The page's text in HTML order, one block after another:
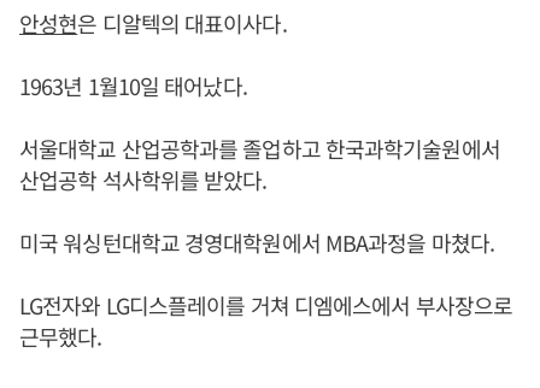
안성현은 디알텍의 대표이사다.
1963년 1월10일 태어났다.
서울대학교 산업공학과를 졸업하고 한국과학기술원에서
산업공학 석사학위를 받았다.
미국 워싱턴대학교 경영대학원에서 MBA과정을 마쳤다.
LG전자와 LG디스플레이를 거쳐 디엠에스에서 부사장으로
근무했다.